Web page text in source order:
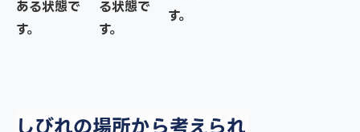
ある状態で
す。
る状態で
す。
す。